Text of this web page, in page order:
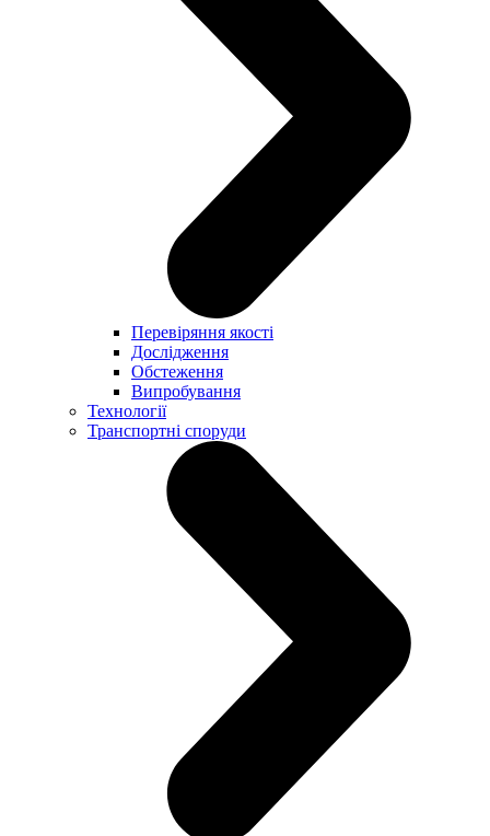
Перевіряння якості
Дослідження
Обстеження
Випробування
Технології
Транспортні споруди